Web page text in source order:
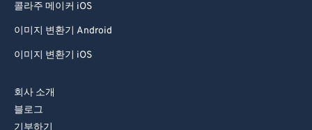
콜라주 메이커 iOS
이미지 변환기 Android
이미지 변환기 iOS
회사 소개
블로그
기부하기